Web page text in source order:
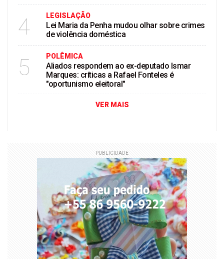
4 LEGISLAÇÃO
Lei Maria da Penha mudou olhar sobre crimes
de violência doméstica
5 POLÊMICA
Aliados respondem ao ex-deputado Ismar
Marques: críticas a Rafael Fonteles é
"oportunismo eleitoral"
VER MAIS
PUBLICIDADE